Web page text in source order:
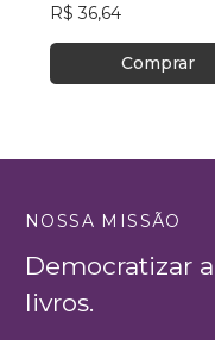
R$ 36,64
Comprar
NOSSA MISSÃO
Democratizar
livros.